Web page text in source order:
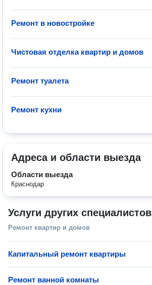
Ремонт в новостройке
Чистовая отделка квартир и домов
Ремонт туалета
Ремонт кухни
Адреса и области выезда
Области выезда
Краснодар
Услуги других специалистов
Ремонт квартир и домов
Капитальный ремонт квартиры
Ремонт ванной комнаты